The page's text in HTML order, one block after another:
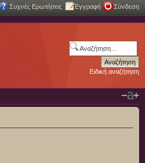
Συχνές Ερωτήσεις Εγγραφή Σύνδεση
Ειδική αναζήτηση